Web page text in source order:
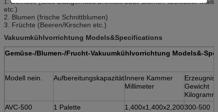
1.
etc.)
2. Blumen (frische Schnittblumen)
3. Früchte (Beeren/Kirschen etc.)
Vakuumkühlvorrichtung Models&Specifications
Gemüse-/Blumen-/Frucht-Vakuumkühlvorrichtung Models&-
Modell nein. AufbereitungskapazitätInnere Kammer
Millimeter
Erzeugnis-
Gewicht
Kilogramm
AVC-500
1 Palette 1,400x1,400x2,200300-500